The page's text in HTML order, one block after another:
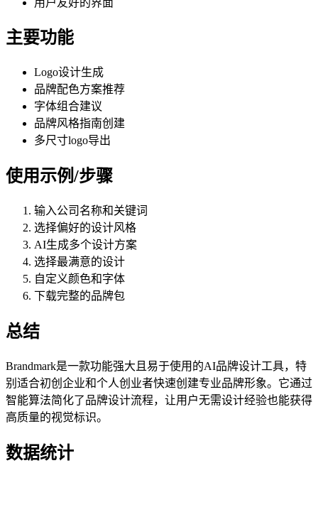
主要功能
Logo设计生成
品牌配色方案推荐
字体组合建议
品牌风格指南创建
多尺寸logo导出
使用示例/步骤
输入公司名称和关键词
选择偏好的设计风格
AI生成多个设计方案
选择最满意的设计
自定义颜色和字体
下载完整的品牌包
总结
Brandmark是一款功能强大且易于使用的AI品牌设计工具，特
别适合初创企业和个人创业者快速创建专业品牌形象。它通过
智能算法简化了品牌设计流程，让用户无需设计经验也能获得
高质量的视觉标识。
数据统计